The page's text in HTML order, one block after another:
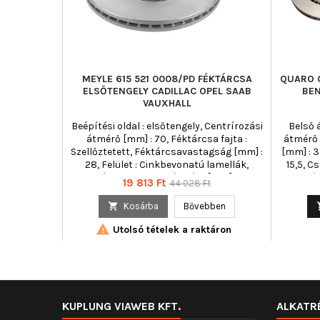
MEYLE 615 521 0008/PD FÉKTÁRCSA
ELSŐTENGELY CADILLAC OPEL SAAB
VAUXHALL
Beépítési oldal : elsőtengely, Centrírozási
átmérő [mm] : 70, Féktárcsa fajta :
Szellőztetett, Féktárcsavastagság [mm] :
28, Felület : Cinkbevonatú lamellák,
Kerékcsavarfurat-átmérő [mm] : 14,
Kiegészítő cikk/kiegészítő info 2 :
csavarokkal, Külső átmérő [mm] : 314,
lyukkörátmérő [mm] : 110, Lyukszám : 5,
Magasság [mm] : 44,9, Minimális
Ár
19 813 Ft Normál
44 028 Ft
 Kosárba Bővebben
 Utolsó tételek a raktáron
QUARO
Belső
átmérő
[mm] :
15,5,
[mm] :
KUPLUNG VIAWEB KFT.